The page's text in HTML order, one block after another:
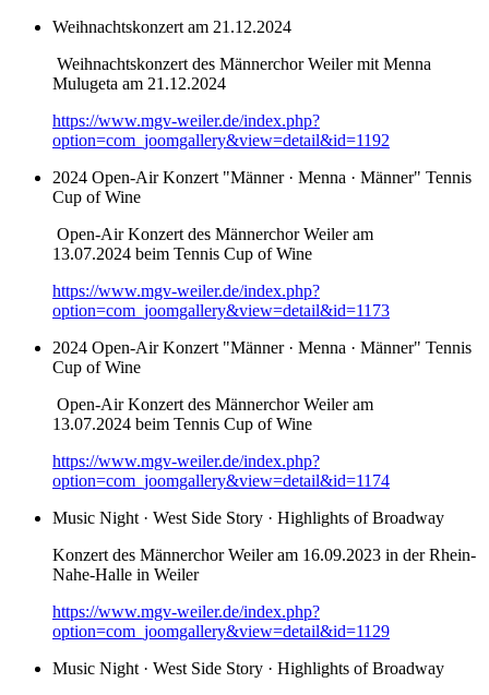
Weihnachtskonzert am 21.12.2024
Weihnachtskonzert des Männerchor Weiler mit Menna
Mulugeta am 21.12.2024
https://www.mgv-weiler.de/index.php?
option=com_joomgallery&view=detail&id=1192
2024 Open-Air Konzert "Männer · Menna · Männer" Tennis
Cup of Wine
Open-Air Konzert des Männerchor Weiler am
13.07.2024 beim Tennis Cup of Wine
https://www.mgv-weiler.de/index.php?
option=com_joomgallery&view=detail&id=1173
2024 Open-Air Konzert "Männer · Menna · Männer" Tennis
Cup of Wine
Open-Air Konzert des Männerchor Weiler am
13.07.2024 beim Tennis Cup of Wine
https://www.mgv-weiler.de/index.php?
option=com_joomgallery&view=detail&id=1174
Music Night · West Side Story · Highlights of Broadway
Konzert des Männerchor Weiler am 16.09.2023 in der Rhein-
Nahe-Halle in Weiler
https://www.mgv-weiler.de/index.php?
option=com_joomgallery&view=detail&id=1129
Music Night · West Side Story · Highlights of Broadway